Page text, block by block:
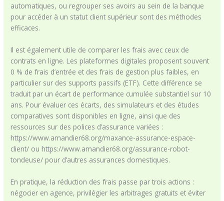
automatiques, ou regrouper ses avoirs au sein de la banque
pour accéder à un statut client supérieur sont des méthodes
efficaces.
Il est également utile de comparer les frais avec ceux de
contrats en ligne. Les plateformes digitales proposent souvent
0 % de frais d’entrée et des frais de gestion plus faibles, en
particulier sur des supports passifs (ETF). Cette différence se
traduit par un écart de performance cumulée substantiel sur 10
ans. Pour évaluer ces écarts, des simulateurs et des études
comparatives sont disponibles en ligne, ainsi que des
ressources sur des polices d’assurance variées :
https://www.amandier68.org/maxance-assurance-espace-
client/ ou https://www.amandier68.org/assurance-robot-
tondeuse/ pour d’autres assurances domestiques.
En pratique, la réduction des frais passe par trois actions :
négocier en agence, privilégier les arbitrages gratuits et éviter